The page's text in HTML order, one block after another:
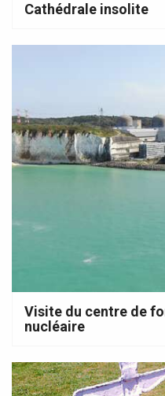
Cathédrale insolite
Visite du centre de
nucléaire